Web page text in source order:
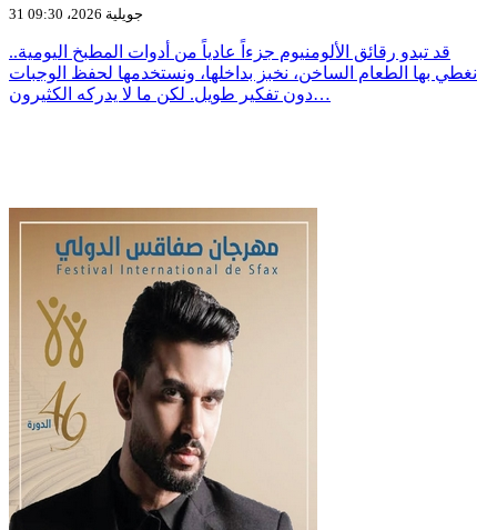
31 جويلية 2026، 09:30
قد تبدو رقائق الألومنيوم جزءاً عادياً من أدوات المطبخ اليومية..
نغطي بها الطعام الساخن، نخبز بداخلها، ونستخدمها لحفظ الوجبات
دون تفكير طويل. لكن ما لا يدركه الكثيرون…